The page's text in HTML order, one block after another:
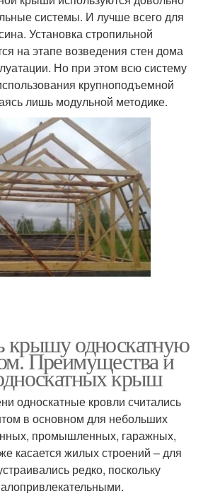
системы. И лучше всего для
Установка стропильной
на этапе возведения стен дома
Но при этом всю систему
крупноподъемной
лишь модульной методике.
крышу односкатную
Преимущества и
крыш
односкатные кровли считались
в основном для небольших
промышленных, гаражных,
касается жилых строений – для
редко, поскольку